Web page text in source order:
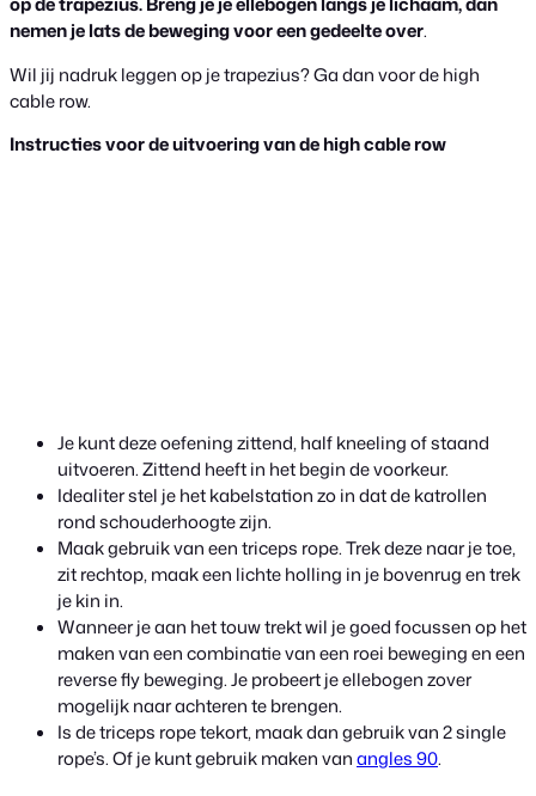
nemen je lats de beweging voor een gedeelte over.
Wil jij nadruk leggen op je trapezius? Ga dan voor de high
cable row.
Instructies voor de uitvoering van de high cable row
Je kunt deze oefening zittend, half kneeling of staand
uitvoeren. Zittend heeft in het begin de voorkeur.
Idealiter stel je het kabelstation zo in dat de katrollen
rond schouderhoogte zijn.
Maak gebruik van een triceps rope. Trek deze naar je toe,
zit rechtop, maak een lichte holling in je bovenrug en trek
je kin in.
Wanneer je aan het touw trekt wil je goed focussen op het
maken van een combinatie van een roei beweging en een
reverse fly beweging. Je probeert je ellebogen zover
mogelijk naar achteren te brengen.
Is de triceps rope tekort, maak dan gebruik van 2 single
rope’s. Of je kunt gebruik maken vanangles 90.